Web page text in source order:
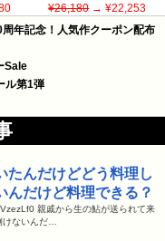
¥26,180→ ¥22,253
年記念！人気作クーポン配布
Sale
ル第1弾
たんだけどどう料理し
んだけど料理できる？
親戚から生の鮎が送られて来
ないんだ…